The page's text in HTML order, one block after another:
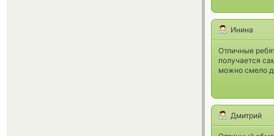
Инина
Отличные
получается
можно смело
Дмитрий